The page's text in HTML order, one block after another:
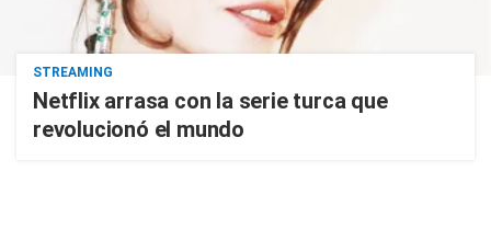
STREAMING
Netflix arrasa con la serie turca que
revolucionó el mundo